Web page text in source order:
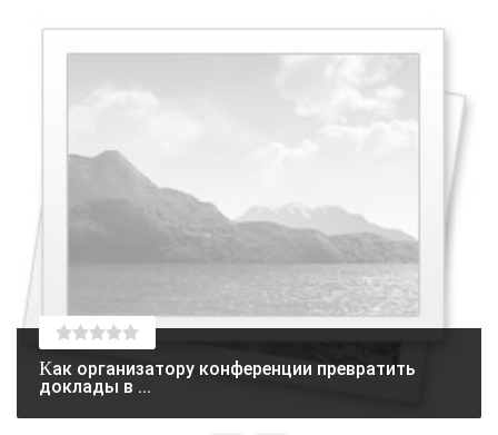
Как организатору конференции превратить
доклады в ...